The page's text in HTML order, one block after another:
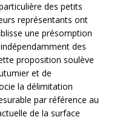
des petits
représentants ont
une présomption
des
proposition soulève
et de
la délimitation
par référence au
de la surface